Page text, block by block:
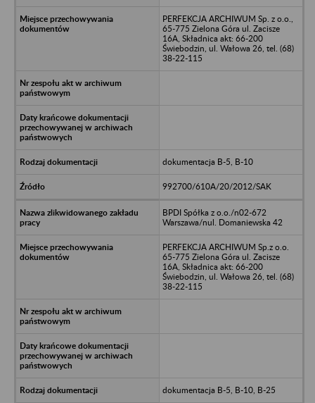
PERFEKCJA ARCHIWUM Sp. z o.o.,
65-775 Zielona Góra ul. Zacisze
16A, Składnica akt: 66-200
Świebodzin, ul. Wałowa 26, tel. (68)
38-22-115
dokumentacja B-5, B-10
992700/610A/20/2012/SAK
BPDI Spółka z o.o./n02-672
Warszawa/nul. Domaniewska 42
PERFEKCJA ARCHIWUM Sp.z o.o.
65-775 Zielona Góra ul. Zacisze
16A, Składnica akt: 66-200
Świebodzin, ul. Wałowa 26, tel. (68)
38-22-115
dokumentacja B-5, B-10, B-25